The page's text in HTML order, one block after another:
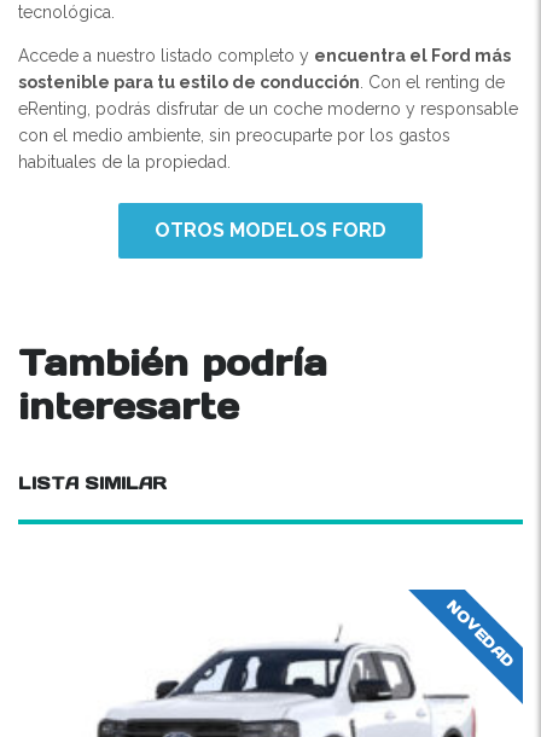
tecnológica.
Accede a nuestro listado completo y encuentra el Ford más
sostenible para tu estilo de conducción . Con el renting de
eRenting, podrás disfrutar de un coche moderno y responsable
con el medio ambiente, sin preocuparte por los gastos
habituales de la propiedad.
OTROS MODELOS FORD
También podría
interesarte
LISTA SIMILAR
NOVEDAD